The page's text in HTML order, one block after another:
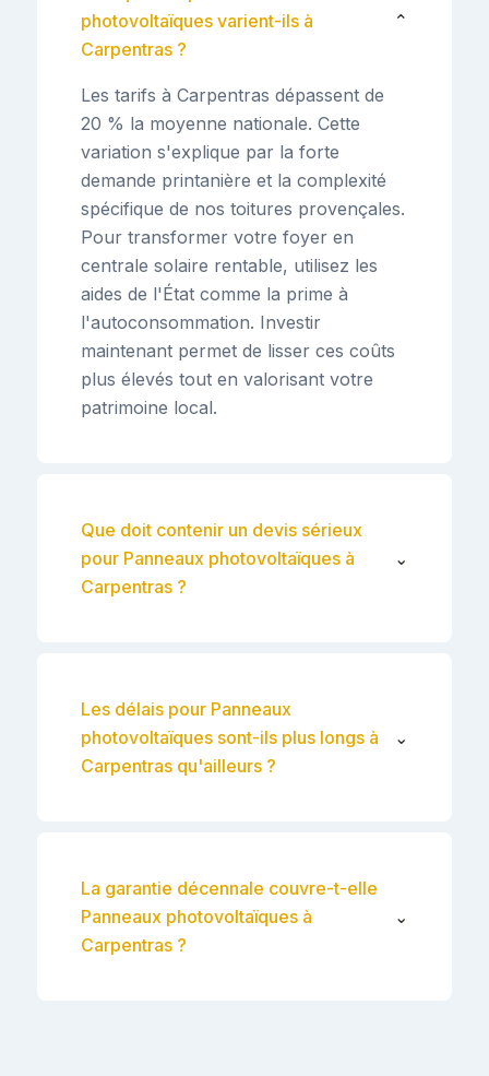
photovoltaïques varient-ils à
Carpentras ?
⌄
Les tarifs à Carpentras dépassent de
20 % la moyenne nationale. Cette
variation s'explique par la forte
demande printanière et la complexité
spécifique de nos toitures provençales.
Pour transformer votre foyer en
centrale solaire rentable, utilisez les
aides de l'État comme la prime à
l'autoconsommation. Investir
maintenant permet de lisser ces coûts
plus élevés tout en valorisant votre
patrimoine local.
Que doit contenir un devis sérieux
pour Panneaux photovoltaïques à
Carpentras ?
⌄
Les délais pour Panneaux
photovoltaïques sont-ils plus longs à
Carpentras qu'ailleurs ?
⌄
La garantie décennale couvre-t-elle
Panneaux photovoltaïques à
Carpentras ?
⌄